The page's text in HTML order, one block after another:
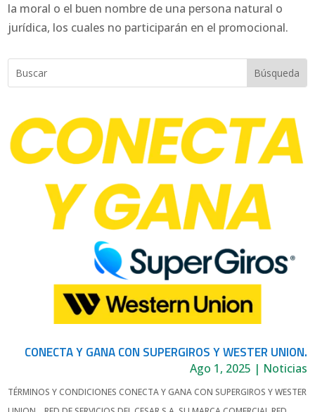
la moral o el buen nombre de una persona natural o
jurídica, los cuales no participarán en el promocional.
CONECTA Y GANA CON SUPERGIROS Y WESTER UNION.
Ago 1, 2025 | Noticias
TÉRMINOS Y CONDICIONES CONECTA Y GANA CON SUPERGIROS Y WESTER